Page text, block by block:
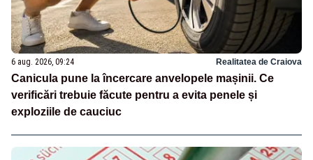
6 aug. 2026, 09:24 Realitatea de Craiova
Canicula pune la încercare anvelopele mașinii. Ce
verificări trebuie făcute pentru a evita penele și
exploziile de cauciuc